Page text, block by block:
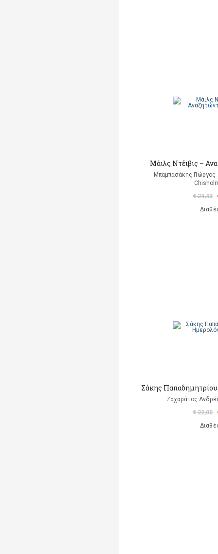
Μάιλς Ντέιβις –
Μπαμπασάκης Γιώργος
€ 24,43
Σάκης
Ζαχαράτος
€ 22,00